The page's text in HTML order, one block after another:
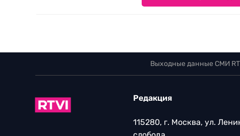
Выходные данные СМИ
Редакция
115280, г. Москва, ул.